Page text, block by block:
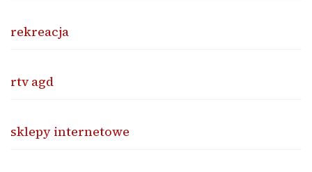
rekreacja
rtv agd
sklepy internetowe